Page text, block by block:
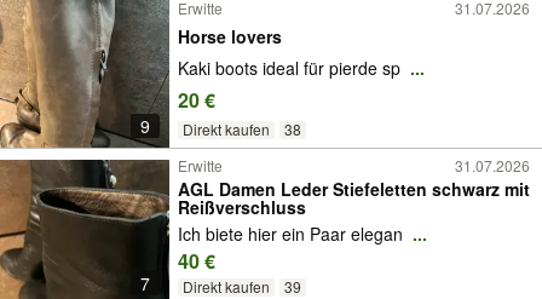
9
Erwitte 31.07.2026
Horse lovers
Kaki boots ideal für pierde sp ...
20 €
Direkt kaufen 38
7
Erwitte 31.07.2026
AGL Damen Leder Stiefeletten schwarz mit
Reißverschluss
Ich biete hier ein Paar elegan ...
40 €
Direkt kaufen 39